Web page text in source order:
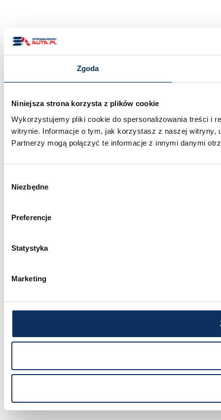
Zgoda
Niniejsza strona korzysta z plików cookie
Wykorzystujemy pliki cookie do spersonalizowania treści i
witrynie. Informacje o tym, jak korzystasz z naszej witryny,
Partnerzy mogą połączyć te informacje z innymi danymi
zgody
Niezbędne
Preferencje
Statystyka
Marketing